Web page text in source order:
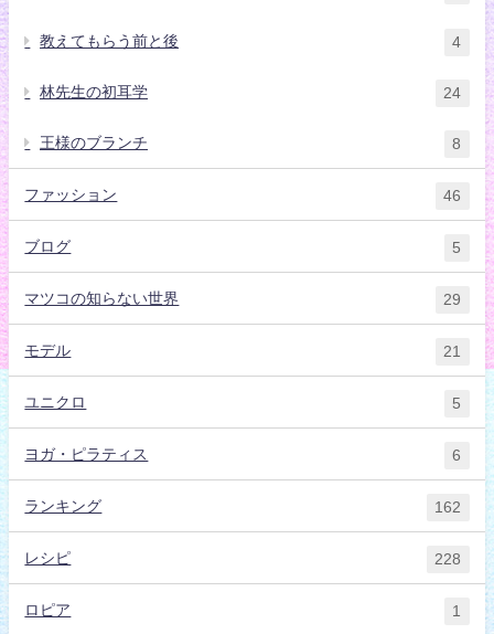
教えてもらう前と後 4
林先生の初耳学 24
王様のブランチ 8
ファッション 46
ブログ 5
マツコの知らない世界 29
モデル 21
ユニクロ 5
ヨガ・ピラティス 6
ランキング 162
レシピ 228
ロピア 1